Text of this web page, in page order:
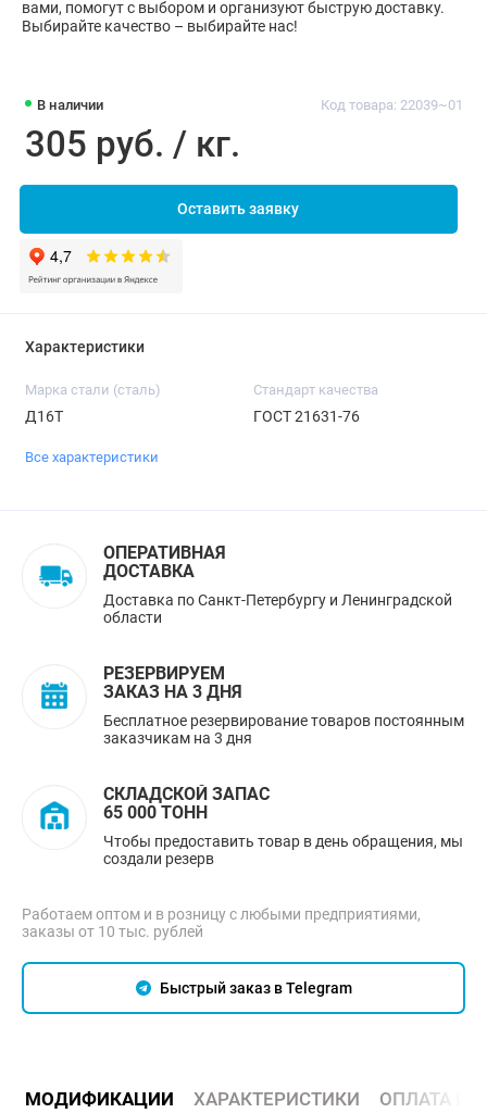
В наличии Код товара: 22039~01
305 руб. / кг.
Оставить заявку
вами, помогут с выбором и организуют быструю доставку.
Выбирайте качество – выбирайте нас!
Характеристики
Марка стали (сталь)
Д16Т
Стандарт качества
ГОСТ 21631-76
Все характеристики
ОПЕРАТИВНАЯ
ДОСТАВКА
Доставка по Санкт-Петербургу и Ленинградской
области
РЕЗЕРВИРУЕМ
ЗАКАЗ НА 3 ДНЯ
Бесплатное резервирование товаров постоянным
заказчикам на 3 дня
СКЛАДСКОЙ ЗАПАС
65 000 ТОНН
Чтобы предоставить товар в день обращения, мы
создали резерв
Работаем оптом и в розницу с любыми предприятиями,
заказы от 10 тыс. рублей
Быстрый заказ в Telegram
МОДИФИКАЦИИ ХАРАКТЕРИСТИКИ ОПЛАТА И